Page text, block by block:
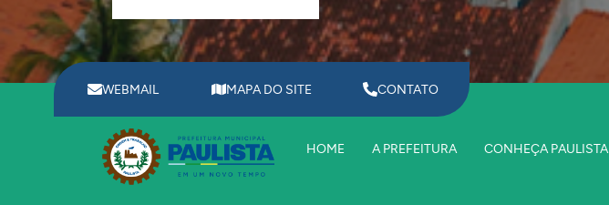
WEBMAIL MAPA DO SITE CONTATO
HOME A PREFEITURA CONHEÇA PAULISTA